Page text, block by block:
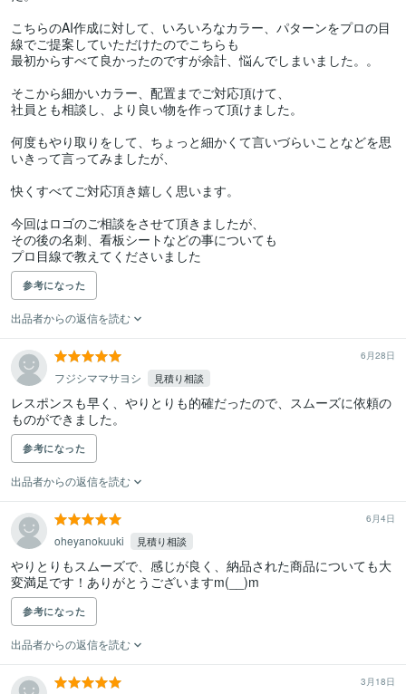
こちらのAI作成に対して、いろいろなカラー、パターンをプロの目
線でご提案していただけたのでこちらも
最初からすべて良かったのですが余計、悩んでしまいました。。
そこから細かいカラー、配置までご対応頂けて、
社員とも相談し、より良い物を作って頂けました。
何度もやり取りをして、ちょっと細かくて言いづらいことなどを思
いきって言ってみましたが、
快くすべてご対応頂き嬉しく思います。
今回はロゴのご相談をさせて頂きましたが、
その後の名刺、看板シートなどの事についても
プロ目線で教えてくださいました
参考になった
出品者からの返信を読む
6月28日
フジシママサヨシ 見積り相談
レスポンスも早く、やりとりも的確だったので、スムーズに依頼の
ものができました。
参考になった
出品者からの返信を読む
6月4日
oheyanokuuki 見積り相談
やりとりもスムーズで、感じが良く、納品された商品についても大
変満足です！ありがとうございますm(__)m
参考になった
出品者からの返信を読む
3月18日